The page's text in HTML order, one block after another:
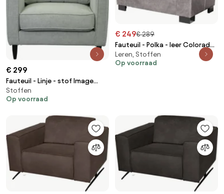
€ 299
Fauteuil - Linje - stof Image
mint 50
Stoffen
Op voorraad
€ 249€ 289
Fauteuil - Polka - leer Colorado
grijs 02
Leren, Stoffen
Op voorraad